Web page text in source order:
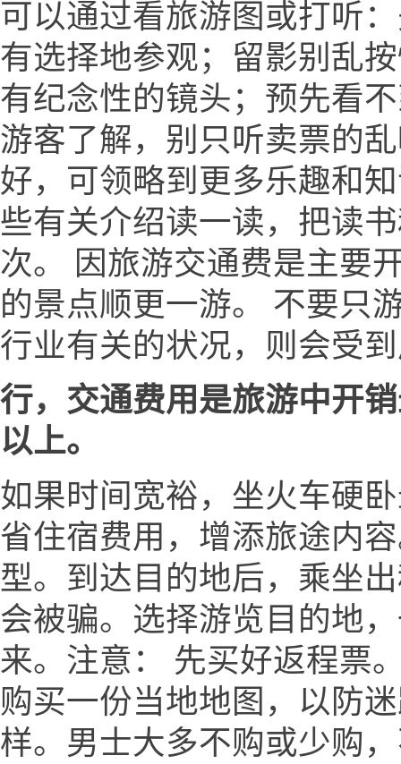
可以通过看旅游图或打听
有选择地参观；留影别乱
有纪念性的镜头；预先看
游客了解，别只听卖票的
好，可领略到更多乐趣和
些有关介绍读一读，把读
次。 因旅游交通费是主要
的景点顺更一游。 不要只
行业有关的状况，则会受
行，交通费用是旅游中开
以上。
如果时间宽裕，坐火车硬
省住宿费用，增添旅途内
型。到达目的地后，乘坐
会被骗。选择游览目的地
来。注意： 先买好返程票
购买一份当地地图，以防
样。男士大多不购或少购